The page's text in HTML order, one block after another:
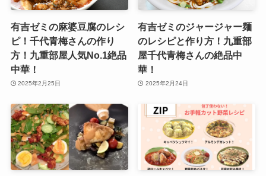
有吉ゼミの麻婆豆腐のレシ
ピ！千代青梅さんの作り
方！九重部屋人気No.1絶品
中華！
2025年2月25日
有吉ゼミのジャージャー麺
のレシピと作り方！九重部
屋千代青梅さんの絶品中
華！
2025年2月24日